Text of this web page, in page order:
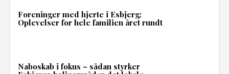
Foreninger med hjerte i Esbjerg:
Oplevelser for hele familien året rundt
Naboskab i fokus – sådan styrker